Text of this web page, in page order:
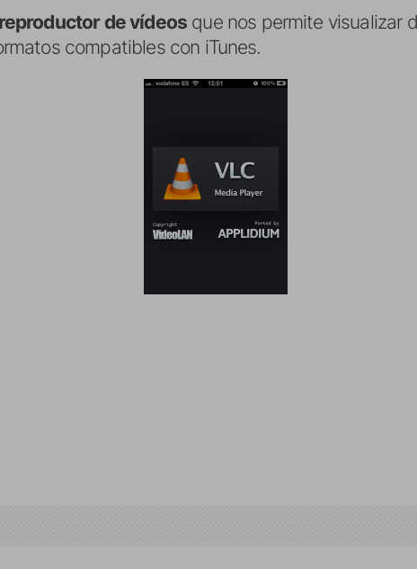
reproductor de vídeos que nos permite visualizar
compatibles con iTunes.